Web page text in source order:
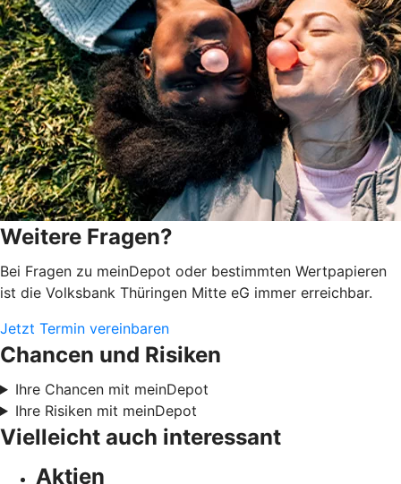
Weitere Fragen?
Bei Fragen zu meinDepot oder bestimmten Wertpapieren
ist die Volksbank Thüringen Mitte eG immer erreichbar.
Jetzt Termin vereinbaren
Chancen und Risiken
Ihre Chancen mit meinDepot
Ihre Risiken mit meinDepot
Vielleicht auch interessant
Aktien